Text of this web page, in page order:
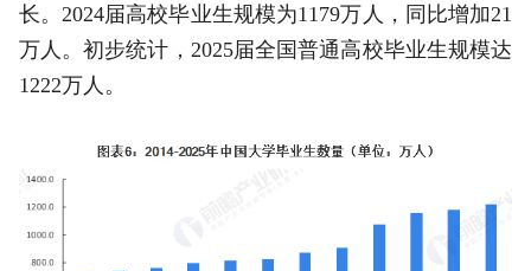
长。2024届高校毕业生规模为1179万人，同比增加21
万人。初步统计，2025届全国普通高校毕业生规模达
1222万人。